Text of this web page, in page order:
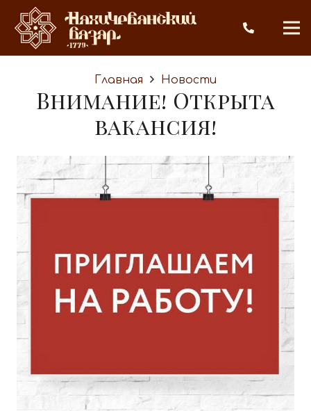
Главная Новости
Внимание! Открыта
вакансия!